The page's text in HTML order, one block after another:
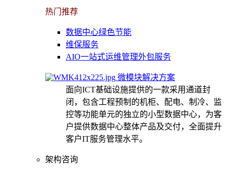
热门推荐
数据中心绿色节能
维保服务
AIO一站式运维管理外包服务
微模块解决方案
面向ICT基础设施提供的一款采用通道封
闭，包含工程预制的机柜、配电、制冷、监
控等功能单元的独立的小型数据中心，为客
户提供数据中心整体产品及交付，全面提升
客户IT服务管理水平。
架构咨询